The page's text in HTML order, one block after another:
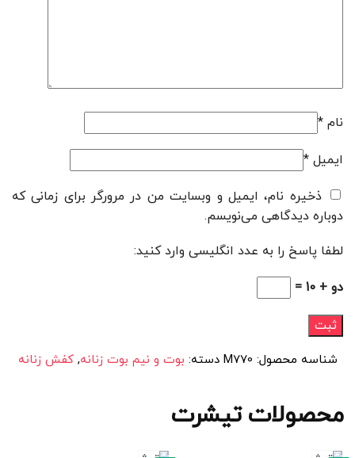
نام *
ایمیل *
ذخیره نام، ایمیل و وبسایت من در مرورگر برای زمانی که
دوباره دیدگاهی می‌نویسم.
لطفا پاسخ را به عدد انگلیسی وارد کنید:
دو + 10 =
شناسه محصول: M770 دسته: بوت و نیم بوت زنانه,کفش زنانه
محصولات تیشرت